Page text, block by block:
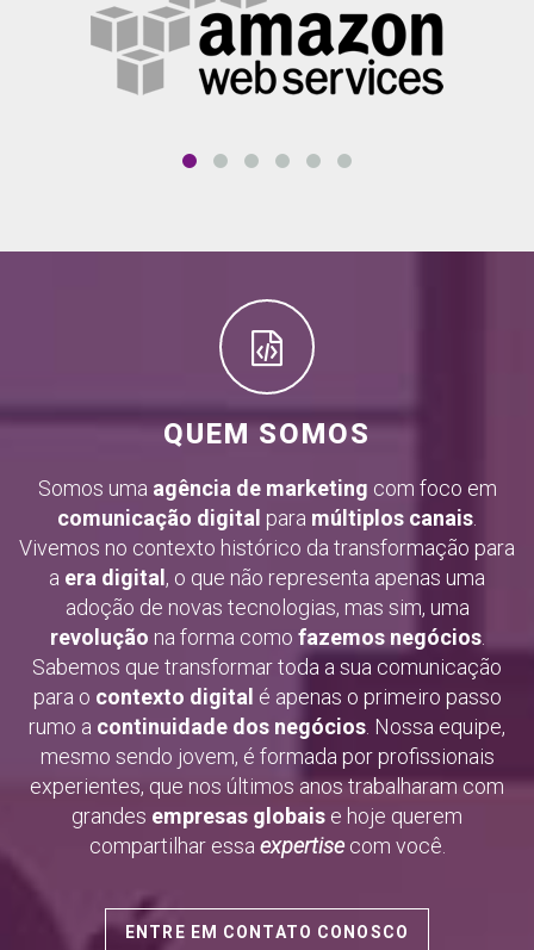
QUEM SOMOS
Somos uma agência de marketing com foco em
comunicação digital para múltiplos canais.
Vivemos no contexto histórico da transformação para
a era digital , o que não representa apenas uma
adoção de novas tecnologias, mas sim, uma
revolução na forma como fazemos negócios.
Sabemos que transformar toda a sua comunicação
para o contexto digital é apenas o primeiro passo
rumo a continuidade dos negócios. Nossa equipe,
mesmo sendo jovem, é formada por profissionais
experientes, que nos últimos anos trabalharam com
grandes empresas globais e hoje querem
compartilhar essa expertisecom você.
ENTRE EM CONTATO CONOSCO